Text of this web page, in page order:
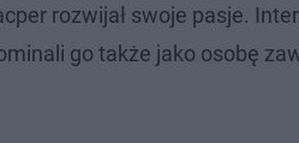
rozwijał swoje pasje.
go także jako osobę